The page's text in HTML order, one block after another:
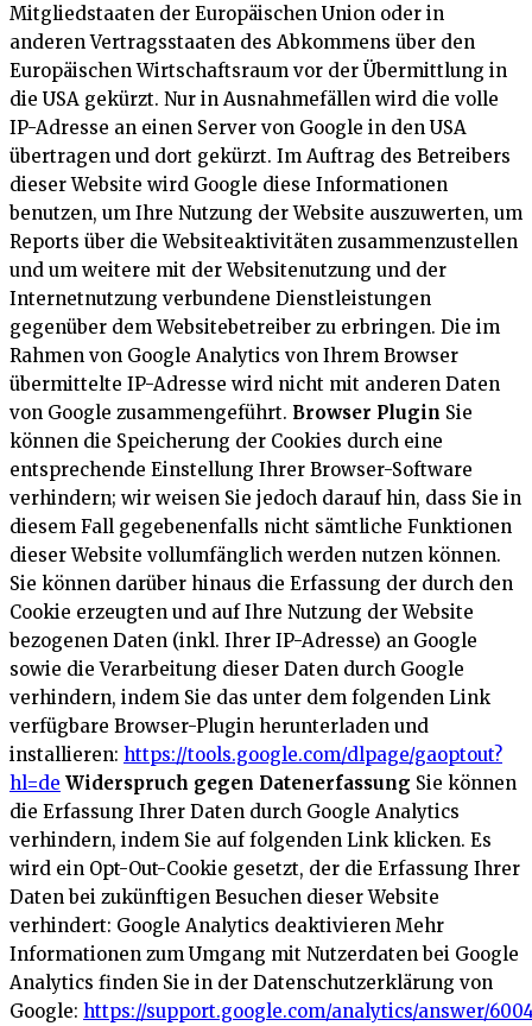
Mitgliedstaaten der Europäischen Union oder in
anderen Vertragsstaaten des Abkommens über den
Europäischen Wirtschaftsraum vor der Übermittlung in
die USA gekürzt. Nur in Ausnahmefällen wird die volle
IP-Adresse an einen Server von Google in den USA
übertragen und dort gekürzt. Im Auftrag des Betreibers
dieser Website wird Google diese Informationen
benutzen, um Ihre Nutzung der Website auszuwerten, um
Reports über die Websiteaktivitäten zusammenzustellen
und um weitere mit der Websitenutzung und der
Internetnutzung verbundene Dienstleistungen
gegenüber dem Websitebetreiber zu erbringen. Die im
Rahmen von Google Analytics von Ihrem Browser
übermittelte IP-Adresse wird nicht mit anderen Daten
von Google zusammengeführt. Browser Plugin Sie
können die Speicherung der Cookies durch eine
entsprechende Einstellung Ihrer Browser-Software
verhindern; wir weisen Sie jedoch darauf hin, dass Sie in
diesem Fall gegebenenfalls nicht sämtliche Funktionen
dieser Website vollumfänglich werden nutzen können.
Sie können darüber hinaus die Erfassung der durch den
Cookie erzeugten und auf Ihre Nutzung der Website
bezogenen Daten (inkl. Ihrer IP-Adresse) an Google
sowie die Verarbeitung dieser Daten durch Google
verhindern, indem Sie das unter dem folgenden Link
verfügbare Browser-Plugin herunterladen und
installieren: https://tools.google.com/dlpage/gaoptout?
hl=de Widerspruch gegen Datenerfassung Sie können
die Erfassung Ihrer Daten durch Google Analytics
verhindern, indem Sie auf folgenden Link klicken. Es
wird ein Opt-Out-Cookie gesetzt, der die Erfassung Ihrer
Daten bei zukünftigen Besuchen dieser Website
verhindert: Google Analytics deaktivieren Mehr
Informationen zum Umgang mit Nutzerdaten bei Google
Analytics finden Sie in der Datenschutzerklärung von
Google: https://support.google.com/analytics/answer/